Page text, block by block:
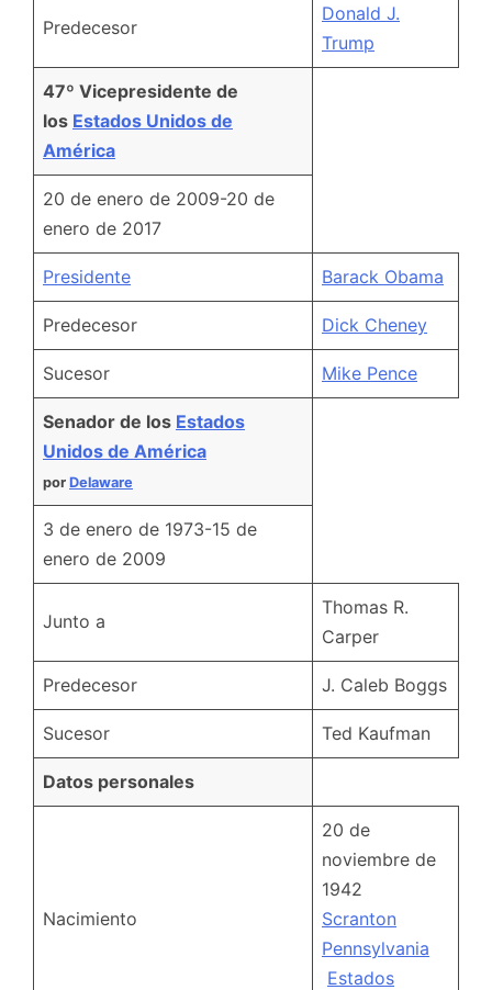
Predecesor
Donald J.
Trump
47º Vicepresidente de
los Estados Unidos de
América
20 de enero de 2009-20 de
enero de 2017
Presidente Barack Obama
Predecesor Dick Cheney
Sucesor Mike Pence
Senador de los Estados
Unidos de América
por Delaware
3 de enero de 1973-15 de
enero de 2009
Junto a
Thomas R.
Carper
Predecesor J. Caleb Boggs
Sucesor Ted Kaufman
Datos personales
Nacimiento
20 de
noviembre de
1942
Scranton
Pennsylvania
Estados